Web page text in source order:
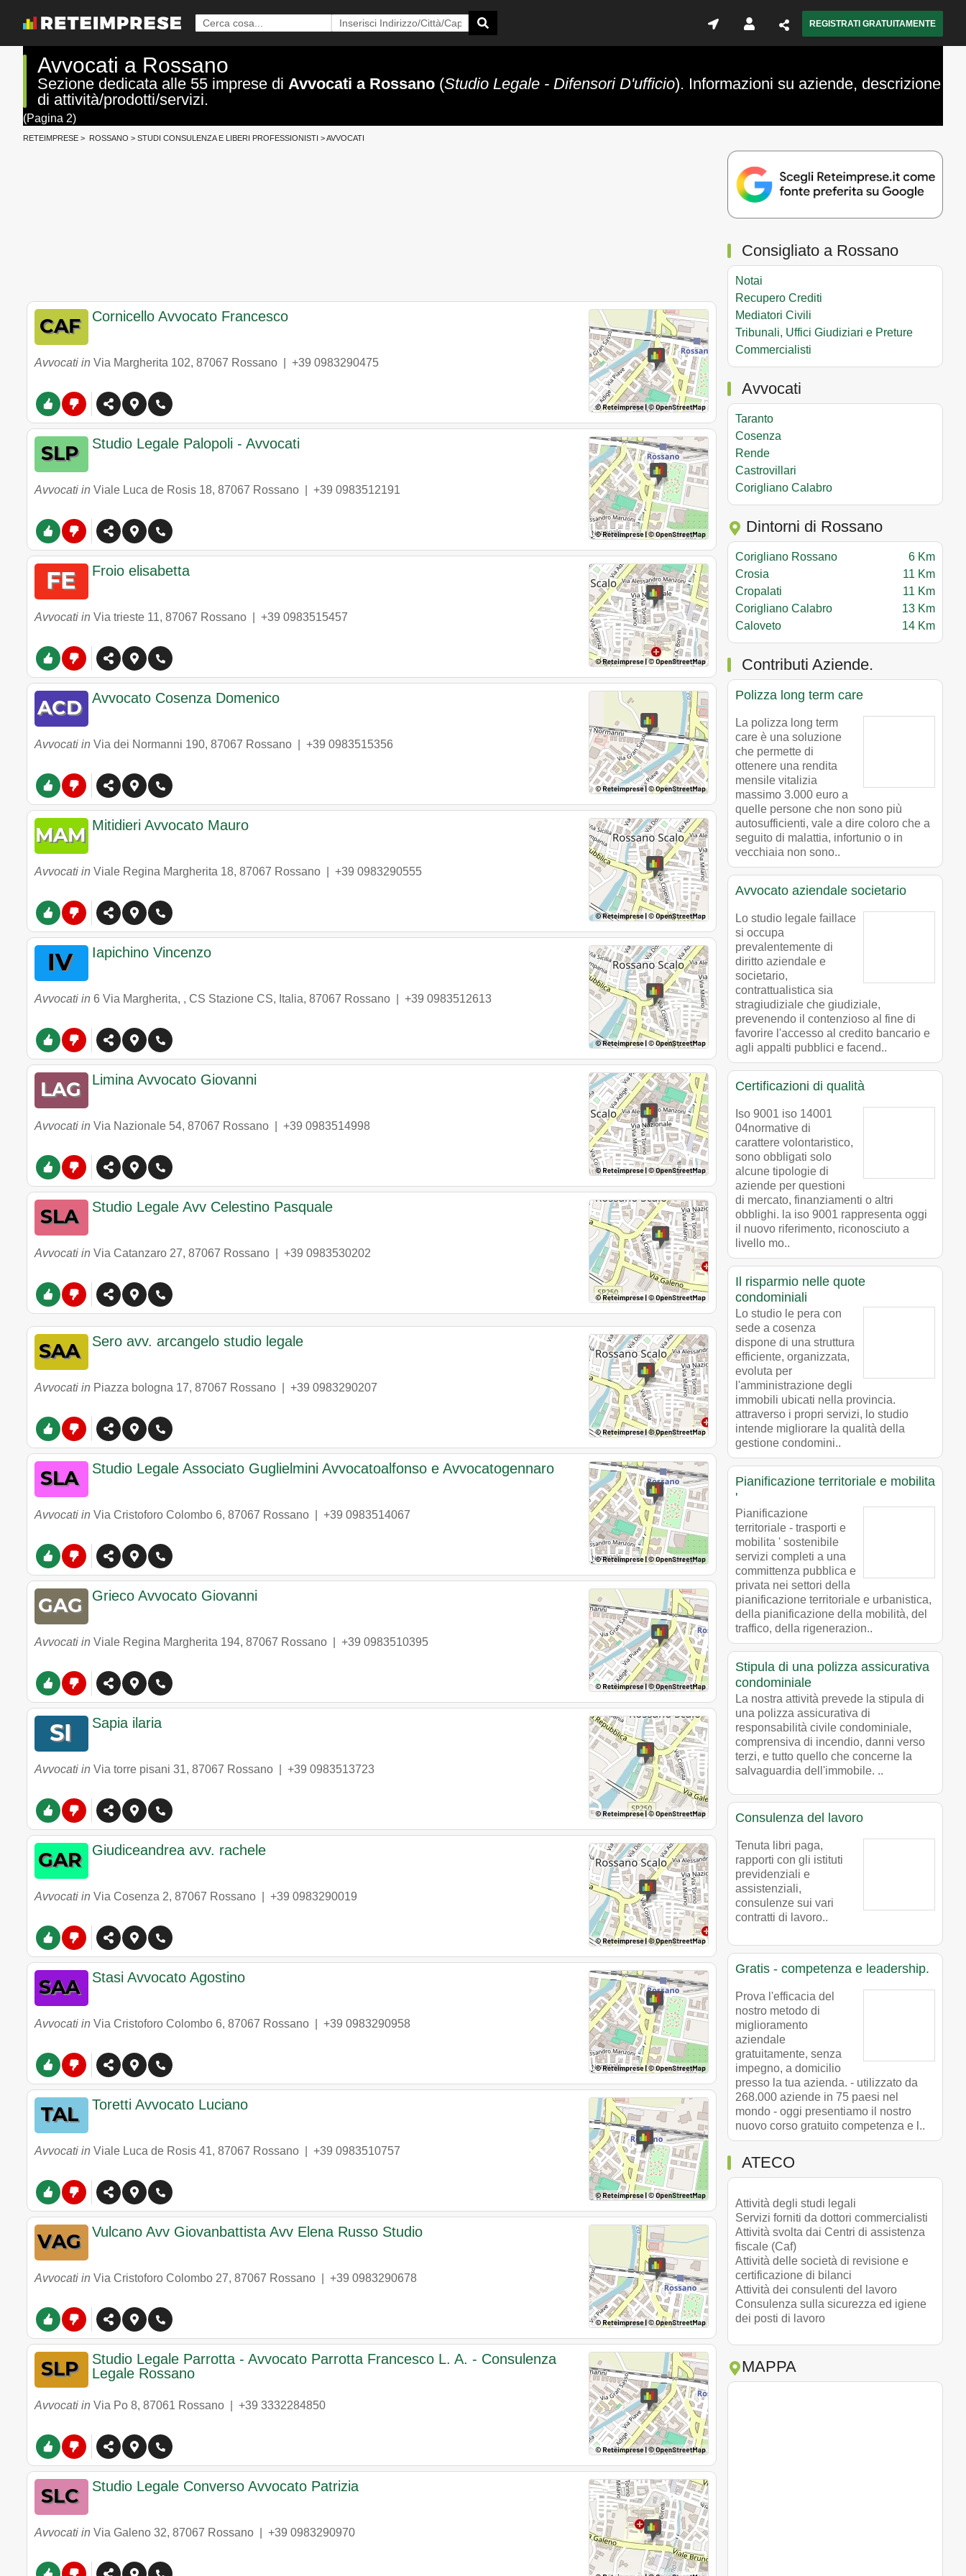
REGISTRATI GRATUITAMENTE
Avvocati a Rossano
Sezione dedicata alle 55 imprese di Avvocati a Rossano (Studio Legale - Difensori D'ufficio). Informazioni su aziende, descrizione
di attività/prodotti/servizi.
(Pagina 2)
RETEIMPRESE > ROSSANO > STUDI CONSULENZA E LIBERI PROFESSIONISTI >AVVOCATI
Cornicello Avvocato Francesco
Avvocati in Via Margherita 102, 87067 Rossano +39 0983290475
Studio Legale Palopoli - Avvocati
Avvocati in Viale Luca de Rosis 18, 87067 Rossano +39 0983512191
Froio elisabetta
Avvocati in Via trieste 11, 87067 Rossano +39 0983515457
Avvocato Cosenza Domenico
Avvocati in Via dei Normanni 190, 87067 Rossano +39 0983515356
Mitidieri Avvocato Mauro
Avvocati in Viale Regina Margherita 18, 87067 Rossano +39 0983290555
Iapichino Vincenzo
Avvocati in 6 Via Margherita, , CS Stazione CS, Italia, 87067 Rossano +39 0983512613
Limina Avvocato Giovanni
Avvocati in Via Nazionale 54, 87067 Rossano +39 0983514998
Studio Legale Avv Celestino Pasquale
Avvocati in Via Catanzaro 27, 87067 Rossano +39 0983530202
Sero avv. arcangelo studio legale
Avvocati in Piazza bologna 17, 87067 Rossano +39 0983290207
Studio Legale Associato Guglielmini Avvocatoalfonso e Avvocatogennaro
Avvocati in Via Cristoforo Colombo 6, 87067 Rossano +39 0983514067
Grieco Avvocato Giovanni
Avvocati in Viale Regina Margherita 194, 87067 Rossano +39 0983510395
Sapia ilaria
Avvocati in Via torre pisani 31, 87067 Rossano +39 0983513723
Giudiceandrea avv. rachele
Avvocati in Via Cosenza 2, 87067 Rossano +39 0983290019
Stasi Avvocato Agostino
Avvocati in Via Cristoforo Colombo 6, 87067 Rossano +39 0983290958
Toretti Avvocato Luciano
Avvocati in Viale Luca de Rosis 41, 87067 Rossano +39 0983510757
Vulcano Avv Giovanbattista Avv Elena Russo Studio
Avvocati in Via Cristoforo Colombo 27, 87067 Rossano +39 0983290678
Studio Legale Parrotta - Avvocato Parrotta Francesco L. A. - Consulenza
Legale Rossano
Avvocati in Via Po 8, 87061 Rossano +39 3332284850
Studio Legale Converso Avvocato Patrizia
Avvocati in Via Galeno 32, 87067 Rossano +39 0983290970
Consigliato a Rossano
Notai
Recupero Crediti
Mediatori Civili
Tribunali, Uffici Giudiziari e Preture
Commercialisti
Avvocati
Taranto
Cosenza
Rende
Castrovillari
Corigliano Calabro
Dintorni di Rossano
Corigliano Rossano
6 Km
Crosia
11 Km
Cropalati
11 Km
Corigliano Calabro
13 Km
Caloveto
14 Km
Contributi Aziende.
Polizza long term care
La polizza long term
care è una soluzione
che permette di
ottenere una rendita
mensile vitalizia
massimo 3.000 euro a
quelle persone che non sono più
autosufficienti, vale a dire coloro che a
seguito di malattia, infortunio o in
vecchiaia non sono..
Avvocato aziendale societario
Lo studio legale faillace
si occupa
prevalentemente di
diritto aziendale e
societario,
contrattualistica sia
stragiudiziale che giudiziale,
prevenendo il contenzioso al fine di
favorire l'accesso al credito bancario e
agli appalti pubblici e facend..
Certificazioni di qualità
Iso 9001 iso 14001
04normative di
carattere volontaristico,
sono obbligati solo
alcune tipologie di
aziende per questioni
di mercato, finanziamenti o altri
obblighi. la iso 9001 rappresenta oggi
il nuovo riferimento, riconosciuto a
livello mo..
Il risparmio nelle quote
condominiali
Lo studio le pera con
sede a cosenza
dispone di una struttura
efficiente, organizzata,
evoluta per
l'amministrazione degli
immobili ubicati nella provincia.
attraverso i propri servizi, lo studio
intende migliorare la qualità della
gestione condomini..
Pianificazione territoriale e mobilita
'
Pianificazione
territoriale - trasporti e
mobilita ' sostenibile
servizi completi a una
committenza pubblica e
privata nei settori della
pianificazione territoriale e urbanistica,
della pianificazione della mobilità, del
traffico, della rigenerazion..
Stipula di una polizza assicurativa
condominiale
La nostra attività prevede la stipula di
una polizza assicurativa di
responsabilità civile condominiale,
comprensiva di incendio, danni verso
terzi, e tutto quello che concerne la
salvaguardia dell'immobile. ..
Consulenza del lavoro
Tenuta libri paga,
rapporti con gli istituti
previdenziali e
assistenziali,
consulenze sui vari
contratti di lavoro..
Gratis - competenza e leadership.
Prova l'efficacia del
nostro metodo di
miglioramento
aziendale
gratuitamente, senza
impegno, a domicilio
presso la tua azienda. - utilizzato da
268.000 aziende in 75 paesi nel
mondo - oggi presentiamo il nostro
nuovo corso gratuito competenza e l..
ATECO
Attività degli studi legali
Servizi forniti da dottori commercialisti
Attività svolta dai Centri di assistenza
fiscale (Caf)
Attività delle società di revisione e
certificazione di bilanci
Attività dei consulenti del lavoro
Consulenza sulla sicurezza ed igiene
dei posti di lavoro
MAPPA